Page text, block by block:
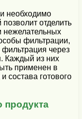
необходимо
отделить
нежелательных
фильтрации,
фильтрация через
Каждый из них
применен в
состава готового
продукта